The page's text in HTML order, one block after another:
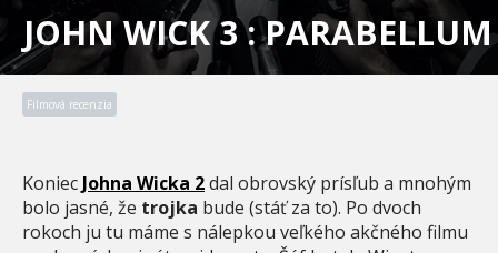
JOHN WICK 3 : PARABELLUM
Filmová recenzia
Koniec Johna Wicka 2dal obrovský prísľub a mnohým
bolo jasné, že trojka bude (stáť za to). Po dvoch
rokoch ju tu máme s nálepkou veľkého akčného filmu